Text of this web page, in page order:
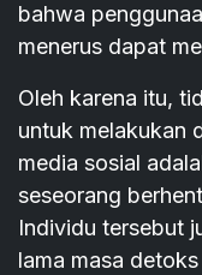
bahwa
menerus dapat
Oleh karena itu,
untuk melakukan
media sosial
seseorang
Individu tersebut
lama masa